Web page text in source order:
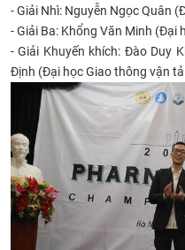
-Giải Nhì: Nguyễn Ngọc Quân
-Giải Ba: Khổng Văn Minh (Đại
- Giải Khuyến khích: Đào Duy
Định (Đại học Giao thông vận